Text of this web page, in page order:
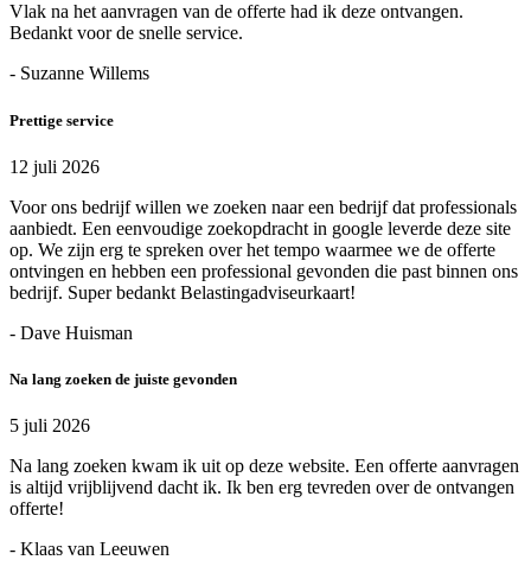
Vlak na het aanvragen van de offerte had ik deze ontvangen.
Bedankt voor de snelle service.
- Suzanne Willems
Prettige service
12 juli 2026
Voor ons bedrijf willen we zoeken naar een bedrijf dat professionals
aanbiedt. Een eenvoudige zoekopdracht in google leverde deze site
op. We zijn erg te spreken over het tempo waarmee we de offerte
ontvingen en hebben een professional gevonden die past binnen ons
bedrijf. Super bedankt Belastingadviseurkaart!
- Dave Huisman
Na lang zoeken de juiste gevonden
5 juli 2026
Na lang zoeken kwam ik uit op deze website. Een offerte aanvragen
is altijd vrijblijvend dacht ik. Ik ben erg tevreden over de ontvangen
offerte!
- Klaas van Leeuwen